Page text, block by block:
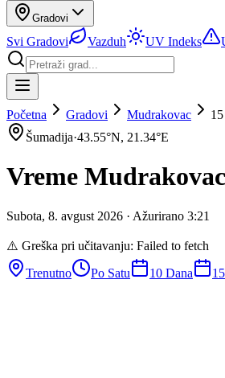
Gradovi
Svi Gradovi Vazduh UV Indeks
Početna Gradovi Mudrakovac
Šumadija·43.55°N, 21.34°E
Vreme Mudrakovac
Subota, 8. avgust 2026 · Ažurirano 3:21
⚠️ Greška pri učitavanju: Failed to fetch
Trenutno
Po Satu 10 Dana